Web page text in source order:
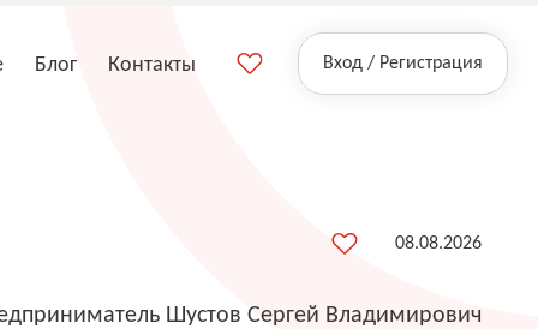
Блог Контакты Вход / Регистрация
08.08.2026
Шустов Сергей Владимирович